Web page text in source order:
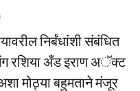
निर्बंधांशी संबंधित
रशिया अँड इराण अॅक्ट
मोठ्या बहुमताने मंजूर